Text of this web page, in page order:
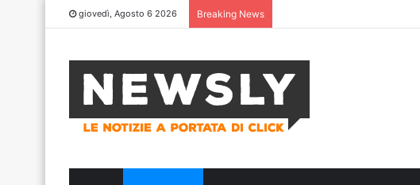
giovedì, Agosto 6 2026 Breaking News